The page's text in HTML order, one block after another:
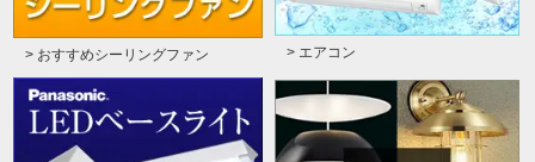
> おすすめシーリングファン > エアコン